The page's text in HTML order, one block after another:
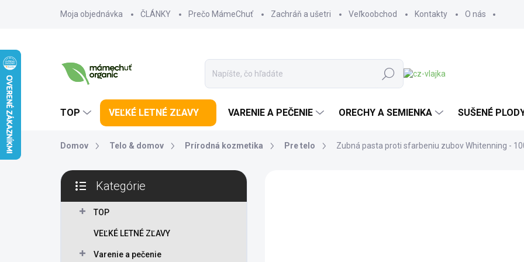
Moja objednávka
ČLÁNKY Prečo MámeChuť Zachráň a ušetri Veľkoobchod Kontakty O nás
Hľadať
TOP VEĽKÉ LETNÉ ZĽAVY VARENIE A PEČENIE ORECHY A SEMIENKA SUŠENÉ
Domov Telo & domov Prírodná kozmetika Pre telo Zubná pasta proti sfarbeniu zubov Whitenning -
Bočný panel
Preskočiť kategórie
Kategórie
TOP
VEĽKÉ LETNÉ ZĽAVY
Varenie a pečenie